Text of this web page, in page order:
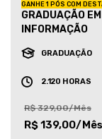
GANHE 1 PÓS COM
GRADUAÇÃO
INFORMAÇÃO
GRADUAÇÃO
2.120 HORAS
R$ 329,00/Mês
R$ 139,00/Mês